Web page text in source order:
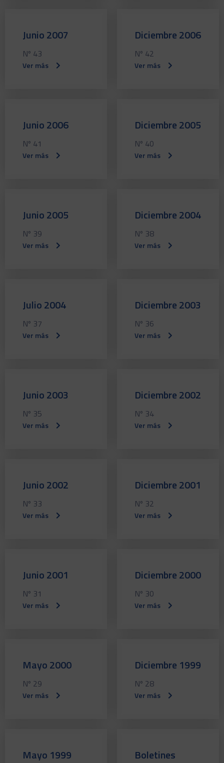
Junio 2007
Nº 43
Ver más
Diciembre 2006
Nº 42
Ver más
Junio 2006
Nº 41
Ver más
Diciembre 2005
Nº 40
Ver más
Junio 2005
Nº 39
Ver más
Diciembre 2004
Nº 38
Ver más
Julio 2004
Nº 37
Ver más
Diciembre 2003
Nº 36
Ver más
Junio 2003
Nº 35
Ver más
Diciembre 2002
Nº 34
Ver más
Junio 2002
Nº 33
Ver más
Diciembre 2001
Nº 32
Ver más
Junio 2001
Nº 31
Ver más
Diciembre 2000
Nº 30
Ver más
Mayo 2000
Nº 29
Ver más
Diciembre 1999
Nº 28
Ver más
Mayo 1999
Boletines